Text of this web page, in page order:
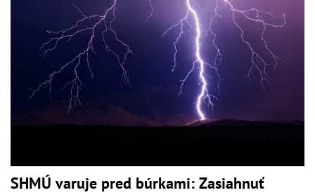
SHMÚ varuje pred búrkami: Zasiahnuť